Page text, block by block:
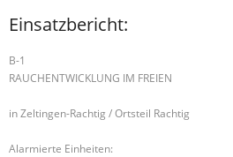
Einsatzbericht:
B-1
RAUCHENTWICKLUNG IM FREIEN
in Zeltingen-Rachtig / Ortsteil Rachtig
Alarmierte Einheiten: